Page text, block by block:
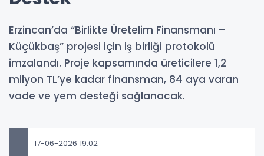
Erzincan’da “Birlikte Üretelim Finansmanı –
Küçükbaş” projesi için iş birliği protokolü
imzalandı. Proje kapsamında üreticilere 1,2
milyon TL’ye kadar finansman, 84 aya varan
vade ve yem desteği sağlanacak.
17-06-2026 19:02